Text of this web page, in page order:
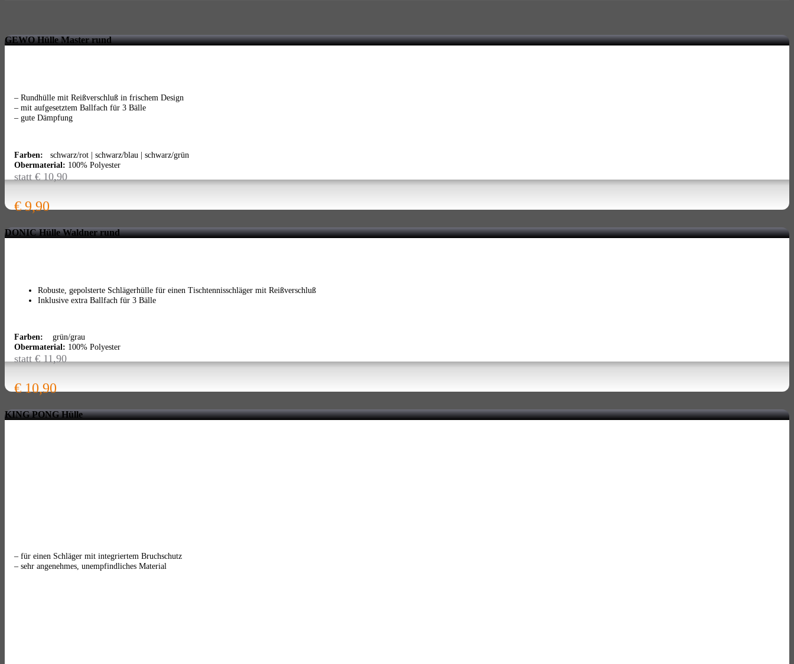
GEWO Hülle Master rund
– Rundhülle mit Reißverschluß in frischem Design
– mit aufgesetztem Ballfach für 3 Bälle
– gute Dämpfung
Farben: schwarz/rot | schwarz/blau | schwarz/grün
Obermaterial: 100% Polyester
€ 9,90
statt € 10,90
DONIC Hülle Waldner rund
Robuste, gepolsterte Schlägerhülle für einen Tischtennisschläger mit Reißverschluß
Inklusive extra Ballfach für 3 Bälle
Farben:
grün/grau
Obermaterial: 100% Polyester
€ 10,90
statt € 11,90
KING PONG Hülle
– für einen Schläger mit integriertem Bruchschutz
– sehr angenehmes, unempfindliches Material